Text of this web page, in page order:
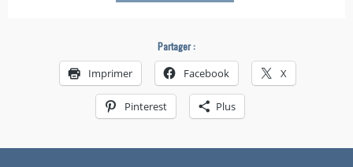
Partager :
Imprimer Facebook X
Pinterest Plus